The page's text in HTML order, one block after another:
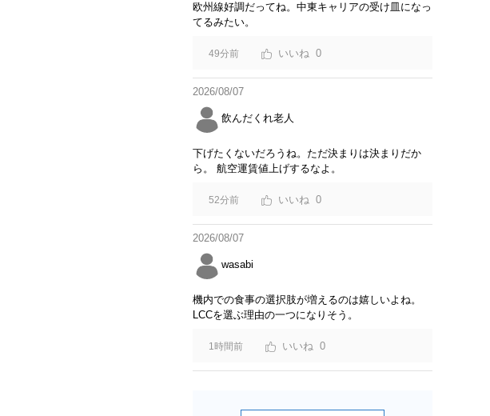
欧州線好調だってね。中東キャリアの受け皿になっ
てるみたい。
49分前 0
2026/08/07
飲んだくれ老人
下げたくないだろうね。ただ決まりは決まりだか
ら。 航空運賃値上げするなよ。
52分前 0
2026/08/07
wasabi
機内での食事の選択肢が増えるのは嬉しいよね。
LCCを選ぶ理由の一つになりそう。
1時間前 0